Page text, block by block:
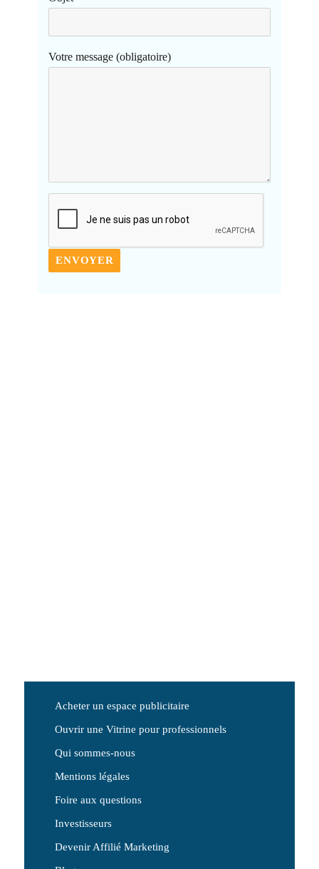
Votre message (obligatoire)
Acheter un espace publicitaire
Ouvrir une Vitrine pour professionnels
Qui sommes-nous
Mentions légales
Foire aux questions
Investisseurs
Devenir Affilié Marketing